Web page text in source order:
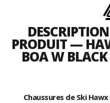
PRODUIT —
BOA W
Chaussures de Ski